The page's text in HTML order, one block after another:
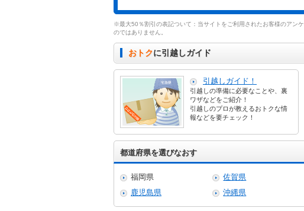
※最大50％割引の表記ついて：当サイトをご利用されたお客様のアン
のではありません。
おトクに引越しガイド
引越しガイド！
引越しの準備に必要なことや、裏
ワザなどをご紹介！
引越しのプロが教えるおトクな情
報などを要チェック！
都道府県を選びなおす
福岡県 佐賀県
鹿児島県
沖縄県